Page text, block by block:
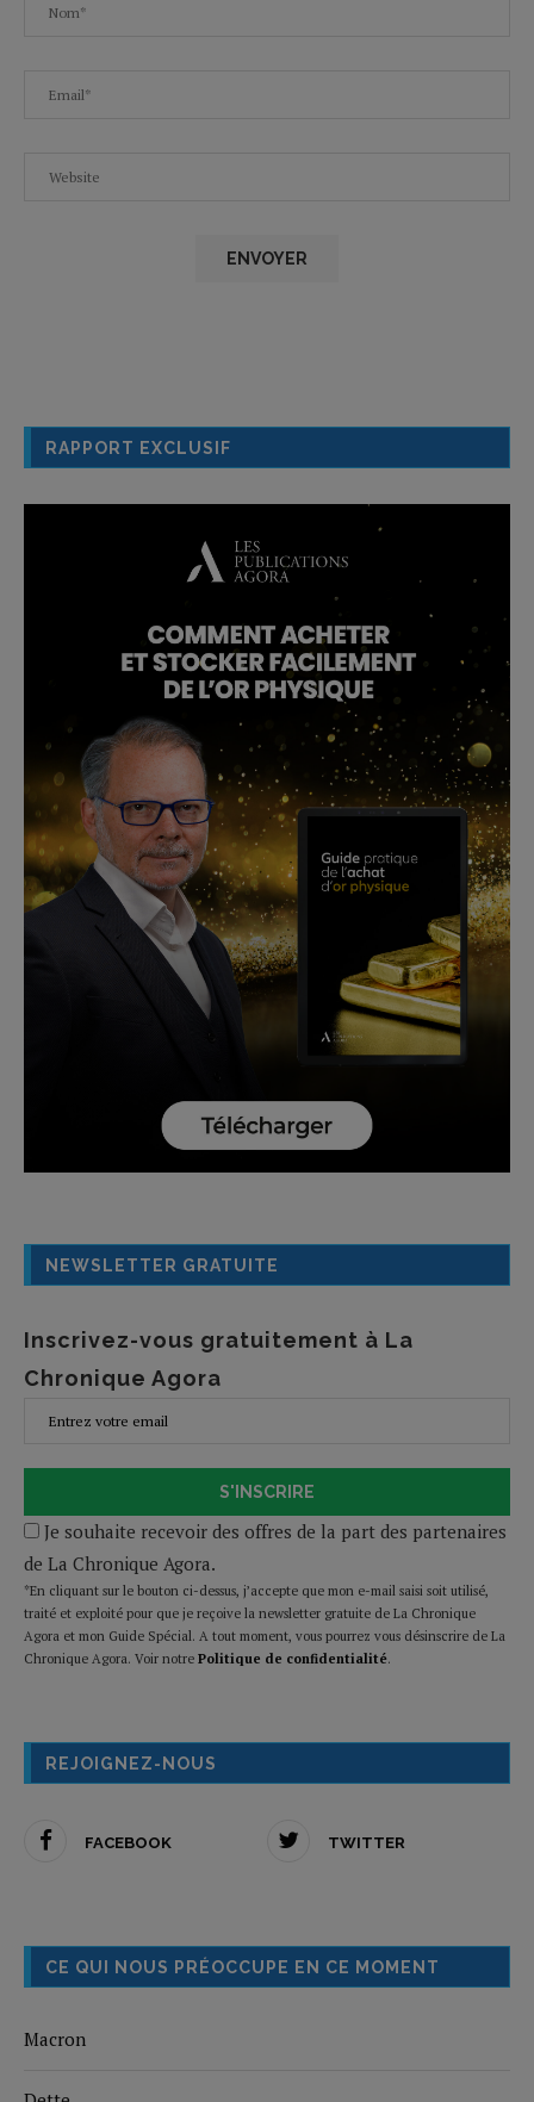
RAPPORT EXCLUSIF
NEWSLETTER GRATUITE
Inscrivez-vous gratuitement à La
Chronique Agora
S'INSCRIRE
Je souhaite recevoir des offres de la part des partenaires
de La Chronique Agora.
*En cliquant sur le bouton ci-dessus, j’accepte que mon e-mail saisi soit utilisé,
traité et exploité pour que je reçoive la newsletter gratuite de La Chronique
Agora et mon Guide Spécial. A tout moment, vous pourrez vous désinscrire de La
Chronique Agora. Voir notre Politique de confidentialité.
REJOIGNEZ-NOUS
FACEBOOK TWITTER
CE QUI NOUS PRÉOCCUPE EN CE MOMENT
Macron